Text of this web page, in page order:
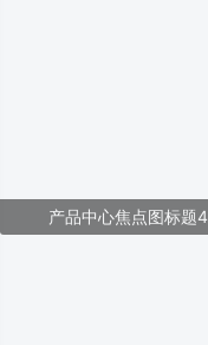
产品中心焦点图标题4